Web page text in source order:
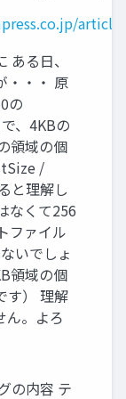
ある日、
・・・ 原
の
、4KBの
領域の個
/
と理解し
なくて256
ファイル
いでしょ
領域の個
す） 理解
ん。よろ
の内容 テ